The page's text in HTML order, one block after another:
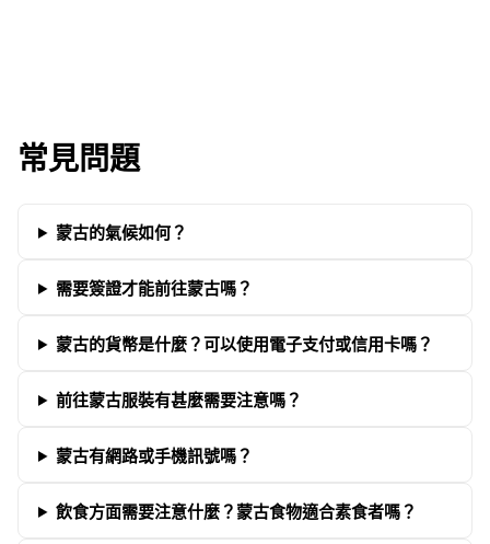
常見問題
蒙古的氣候如何？
需要簽證才能前往蒙古嗎？
蒙古的貨幣是什麼？可以使用電子支付或信用卡嗎？
前往蒙古服裝有甚麼需要注意嗎？
蒙古有網路或手機訊號嗎？
飲食方面需要注意什麼？蒙古食物適合素食者嗎？